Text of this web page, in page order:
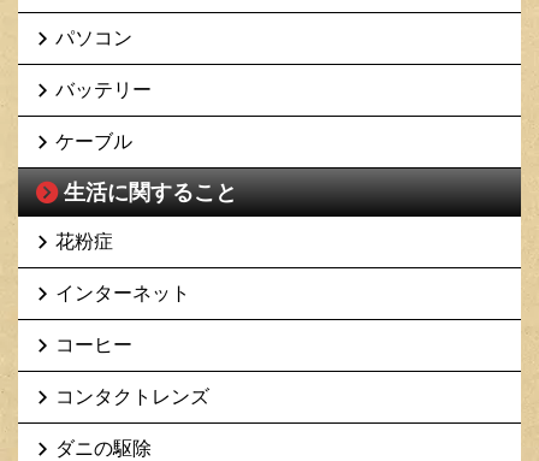
パソコン
バッテリー
ケーブル
生活に関すること
花粉症
インターネット
コーヒー
コンタクトレンズ
ダニの駆除